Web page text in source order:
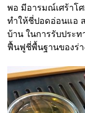
พอ มีอารมณ์เศร้าโ
ทำให้ชี่ปอดอ่อนแอ
บ้าน ในการรับประ
ฟื้นฟูชี่พื้นฐานของร่า